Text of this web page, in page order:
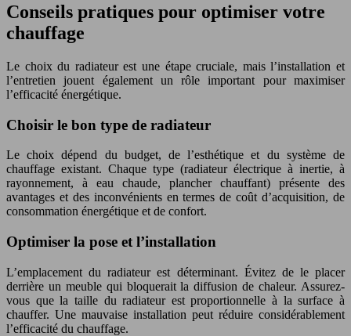
Conseils pratiques pour optimiser votre
chauffage
Le choix du radiateur est une étape cruciale, mais l’installation et
l’entretien jouent également un rôle important pour maximiser
l’efficacité énergétique.
Choisir le bon type de radiateur
Le choix dépend du budget, de l’esthétique et du système de
chauffage existant. Chaque type (radiateur électrique à inertie, à
rayonnement, à eau chaude, plancher chauffant) présente des
avantages et des inconvénients en termes de coût d’acquisition, de
consommation énergétique et de confort.
Optimiser la pose et l’installation
L’emplacement du radiateur est déterminant. Évitez de le placer
derrière un meuble qui bloquerait la diffusion de chaleur. Assurez-
vous que la taille du radiateur est proportionnelle à la surface à
chauffer. Une mauvaise installation peut réduire considérablement
l’efficacité du chauffage.